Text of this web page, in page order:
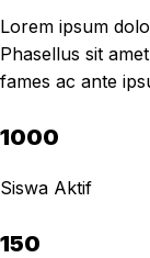
Lorem ipsum
Phasellus sit
fames ac ante
1000
Siswa Aktif
150